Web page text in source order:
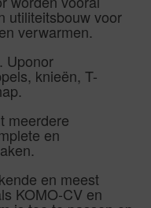
utiliteitsbouw voor
verwarmen.
Uponor
knieën, T-
meerdere
en
en meest
KOMO-CV en